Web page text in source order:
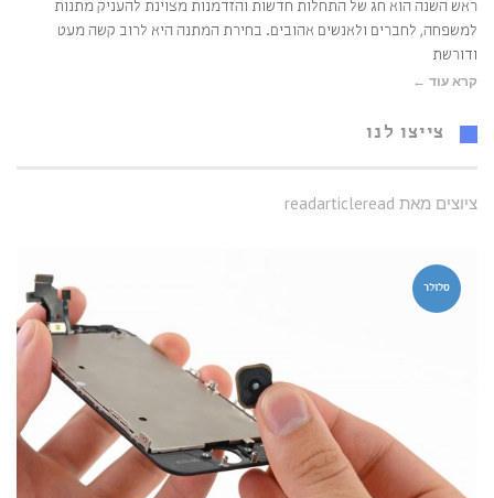
ראש השנה הוא חג של התחלות חדשות והזדמנות מצוינת להעניק מתנות
למשפחה, לחברים ולאנשים אהובים. בחירת המתנה היא לרוב קשה מעט
ודורשת
קרא עוד ←
צייצו לנו
ציוצים מאת readarticleread
סלולר